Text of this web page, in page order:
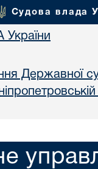
Судова влада
України
Державної